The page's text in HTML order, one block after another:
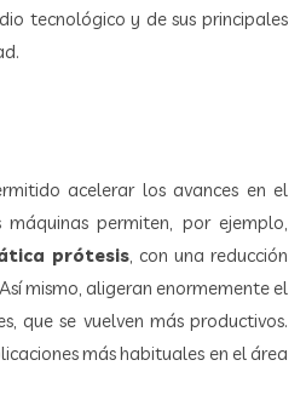
tecnológico y de sus principales
acelerar los avances en el
permiten, por ejemplo,
prótesis, con una reducción
mismo, aligeran enormemente el
que se vuelven más productivos.
más habituales en el área